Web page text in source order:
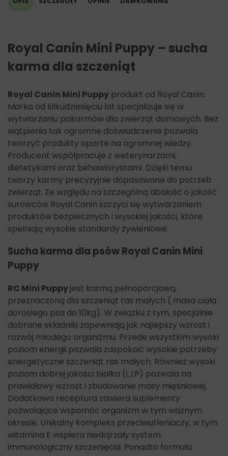
Royal Canin Mini Puppy – sucha
karma dla szczeniąt
Royal Canin Mini Puppy produkt od Royal Canin.
Marka od kilkudziesięciu lat specjalizuje się w
wytwarzaniu pokarmów dla zwierząt domowych. Bez
wątpienia tak ogromne doświadczenie pozwala
tworzyć produkty oparte na ogromnej wiedzy.
Producent współpracuje z weterynarzami,
dietetykami oraz behawiorystami. Dzięki temu
tworzy karmy precyzyjnie dopasowane do potrzeb
zwierząt. Ze względu na szczególną dbałość o jakość
surowców Royal Canin szczyci się wytwarzaniem
produktów bezpiecznych i wysokiej jakości, które
spełniają wysokie standardy żywieniowe.
Sucha karma dla psów Royal Canin Mini
Puppy
RC Mini Puppyjest karmą pełnoporcjową,
przeznaczoną dla szczeniąt ras małych ( masa ciała
dorosłego psa do 10kg). W związku z tym, specjalnie
dobrane składniki zapewniają jak najlepszy wzrost i
rozwój młodego organizmu. Przede wszystkim wysoki
poziom energii pozwala zaspokoić wysokie potrzeby
energetyczne szczeniąt ras małych. Również wysoki
poziom dobrej jakości białka (L.I.P) pozwala na
prawidłowy wzrost i zbudowanie masy mięśniowej.
Dodatkowo receptura zawiera suplementy
pozwalające wspomóc organizm w tym ważnym
okresie. Unikalny kompleks przeciwutleniaczy, w tym
witamina E wspiera niedojrzały system
immunologiczny szczenięcia. Ponadto formuła